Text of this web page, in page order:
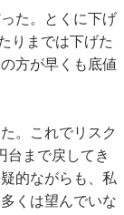
た。とくに下げ
りまでは下げた
方が早くも底値
。これでリスク
台まで戻してき
的ながらも、私
くは望んでいな